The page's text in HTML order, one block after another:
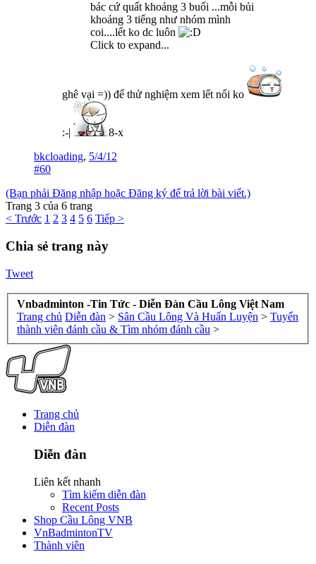
bác cứ quất khoảng 3 buổi ...mỗi bủi
khoảng 3 tiếng như nhóm mình
coi....lết ko dc luôn
Click to expand...
ghê vại =)) để thử nghiệm xem lết nổi ko
:-|
8-x
bkcloading, 5/4/12
#60
(Bạn phải Đăng nhập hoặc Đăng ký để trả lời bài viết.)
Trang 3 của 6 trang
< Trước 1 2 3 4 5 6 Tiếp >
Chia sẻ trang này
Tweet
Vnbadminton -Tin Tức - Diễn Đàn Cầu Lông Việt Nam
Trang chủ Diễn đàn > Sân Cầu Lông Và Huấn Luyện > Tuyển
thành viên đánh cầu & Tìm nhóm đánh cầu >
Trang chủ
Diễn đàn
Diễn đàn
Liên kết nhanh
Tìm kiếm diễn đàn
Recent Posts
Shop Cầu Lông VNB
VnBadmintonTV
Thành viên